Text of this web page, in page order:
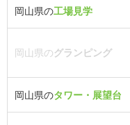
岡山県の工場見学
岡山県のグランピング
岡山県のタワー・展望台